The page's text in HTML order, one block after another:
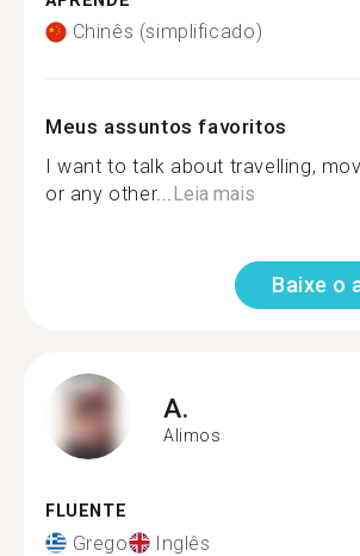
Chinês (simplificado)
Meus assuntos favoritos
I want to talk about travelling,
or any other...Leia mais
Baixe o
A.
Alimos
FLUENTE
Grego Inglês